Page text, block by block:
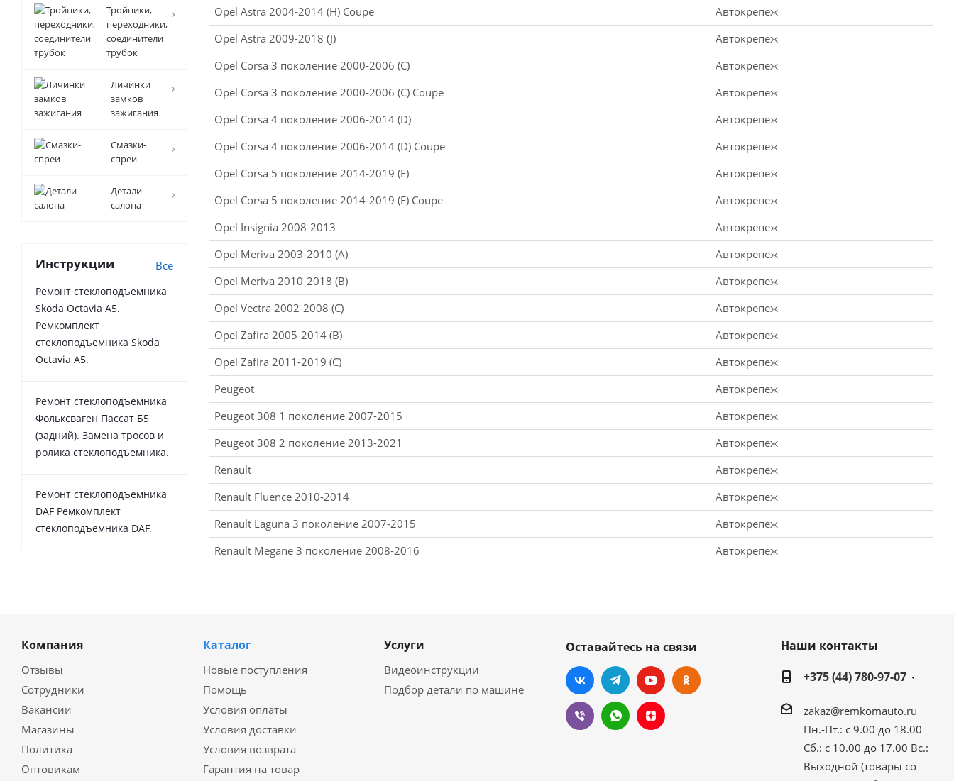
Тройники,
переходники,
соединители
трубок
Личинки
замков
зажигания
Смазки-
спреи
Детали
салона
Инструкции Все
Ремонт стеклоподъемника
Skoda Octavia A5.
Ремкомплект
стеклоподъемника Skoda
Octavia A5.
Ремонт стеклоподъемника
Фольксваген Пассат Б5
(задний). Замена тросов и
ролика стеклоподъемника.
Ремонт стеклоподъемника
DAF Ремкомплект
стеклоподъемника DAF.
Opel Astra 2004-2014 (H) Coupe
Автокрепеж
Opel Astra 2009-2018 (J)
Автокрепеж
Opel Corsa 3 поколение 2000-2006 (C)
Автокрепеж
Opel Corsa 3 поколение 2000-2006 (C) Coupe
Автокрепеж
Opel Corsa 4 поколение 2006-2014 (D)
Автокрепеж
Opel Corsa 4 поколение 2006-2014 (D) Coupe
Автокрепеж
Opel Corsa 5 поколение 2014-2019 (E)
Автокрепеж
Opel Corsa 5 поколение 2014-2019 (E) Coupe
Автокрепеж
Opel Insignia 2008-2013
Автокрепеж
Opel Meriva 2003-2010 (A)
Автокрепеж
Opel Meriva 2010-2018 (B)
Автокрепеж
Opel Vectra 2002-2008 (C)
Автокрепеж
Opel Zafira 2005-2014 (B)
Автокрепеж
Opel Zafira 2011-2019 (C)
Автокрепеж
Peugeot
Автокрепеж
Peugeot 308 1 поколение 2007-2015
Автокрепеж
Peugeot 308 2 поколение 2013-2021
Автокрепеж
Renault
Автокрепеж
Renault Fluence 2010-2014
Автокрепеж
Renault Laguna 3 поколение 2007-2015
Автокрепеж
Renault Megane 3 поколение 2008-2016
Автокрепеж
Компания
Отзывы
Сотрудники
Вакансии
Магазины
Политика
Оптовикам
Каталог
Новые поступления
Помощь
Условия оплаты
Условия доставки
Условия возврата
Гарантия на товар
Услуги
Видеоинструкции
Подбор детали по машине
Оставайтесь на связи
Наши контакты
+375 (44) 780-97-07
zakaz@remkomauto.ru
Пн.-Пт.: с 9.00 до 18.00
Сб.: с 10.00 до 17.00 Вс.:
Выходной (товары со